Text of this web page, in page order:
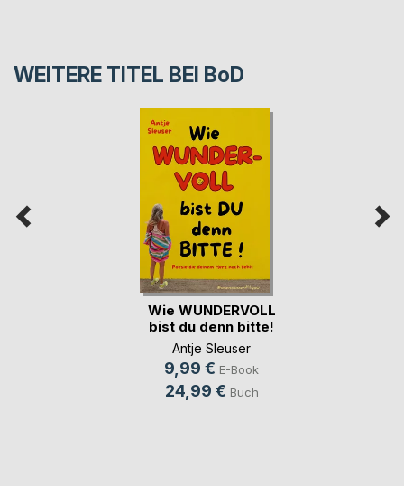
WEITERE TITEL BEI BoD
Wie WUNDERVOLL
bist du denn bitte!
Antje Sleuser
9,99 € E-Book
24,99 € Buch